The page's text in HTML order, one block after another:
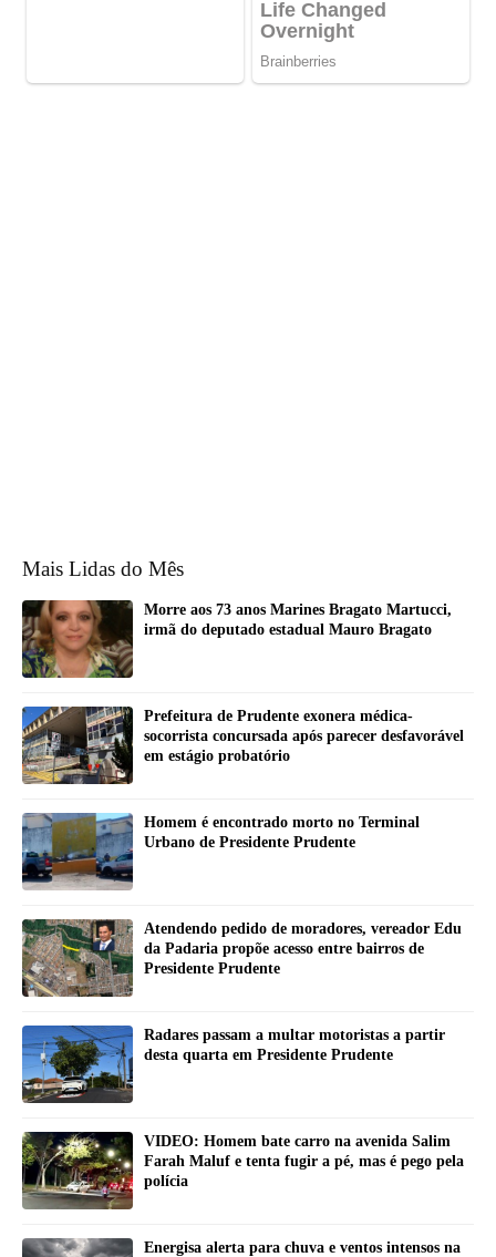
Mais Lidas do Mês
Morre aos 73 anos Marines Bragato Martucci,
irmã do deputado estadual Mauro Bragato
Prefeitura de Prudente exonera médica-
socorrista concursada após parecer desfavorável
em estágio probatório
Homem é encontrado morto no Terminal
Urbano de Presidente Prudente
Atendendo pedido de moradores, vereador Edu
da Padaria propõe acesso entre bairros de
Presidente Prudente
Radares passam a multar motoristas a partir
desta quarta em Presidente Prudente
VIDEO: Homem bate carro na avenida Salim
Farah Maluf e tenta fugir a pé, mas é pego pela
polícia
Energisa alerta para chuva e ventos intensos na